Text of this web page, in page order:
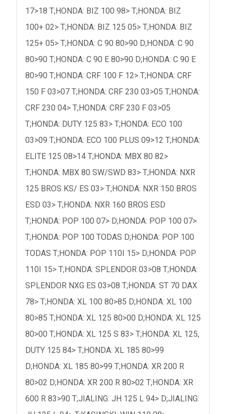
17>18 T;HONDA: BIZ 100 98> T;HONDA: BIZ
100+ 02> T;HONDA: BIZ 125 05> T;HONDA: BIZ
125+ 05> T;HONDA: C 90 80>90 D;HONDA: C 90
80>90 T;HONDA: C 90 E 80>90 D;HONDA: C 90 E
80>90 T;HONDA: CRF 100 F 12> T;HONDA: CRF
150 F 03>07 T;HONDA: CRF 230 03>05 T;HONDA:
CRF 230 04> T;HONDA: CRF 230 F 03>05
T;HONDA: DUTY 125 83> T;HONDA: ECO 100
03>09 T;HONDA: ECO 100 PLUS 09>12 T;HONDA:
ELITE 125 08>14 T;HONDA: MBX 80 82>
T;HONDA: MBX 80 SW/SWD 83> T;HONDA: NXR
125 BROS KS/ ES 03> T;HONDA: NXR 150 BROS
ESD 03> T;HONDA: NXR 160 BROS ESD
T;HONDA: POP 100 07> D;HONDA: POP 100 07>
T;HONDA: POP 100 TODAS D;HONDA: POP 100
TODAS T;HONDA: POP 110I 15> D;HONDA: POP
110I 15> T;HONDA: SPLENDOR 03>08 T;HONDA:
SPLENDOR NXG ES 03>08 T;HONDA: ST 70 DAX
78> T;HONDA: XL 100 80>85 D;HONDA: XL 100
80>85 T;HONDA: XL 125 80>00 D;HONDA: XL 125
80>00 T;HONDA: XL 125 S 83> T;HONDA: XL 125,
DUTY 125 84> T;HONDA: XL 185 80>99
D;HONDA: XL 185 80>99 T;HONDA: XR 200 R
80>02 D;HONDA: XR 200 R 80>02 T;HONDA: XR
600 R 83>90 T;JIALING: JH 125 L 94> D;JIALING: